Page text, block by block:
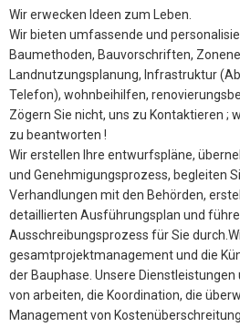
Wir erwecken Ideen zum Leben.
Wir bieten umfassende und
Baumethoden, Bauvorschriften,
Landnutzungsplanung, Infrastruktur
Telefon), wohnbeihilfen,
Zögern Sie nicht, uns zu Kontaktieren ;
zu beantworten !
Wir erstellen Ihre entwurfspläne,
und Genehmigungsprozess, begleiten
Verhandlungen mit den Behörden,
detaillierten Ausführungsplan und
Ausschreibungsprozess für Sie
gesamtprojektmanagement und die
der Bauphase. Unsere
von arbeiten, die Koordination, die
Management von